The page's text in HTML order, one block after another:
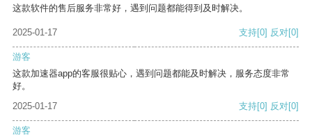
这款软件的售后服务非常好，遇到问题都能得到及时解决。
2025-01-17 支持[0] 反对[0]
游客
这款加速器app的客服很贴心，遇到问题都能及时解决，服务态度非常
好。
2025-01-17
支持[0] 反对[0]
游客